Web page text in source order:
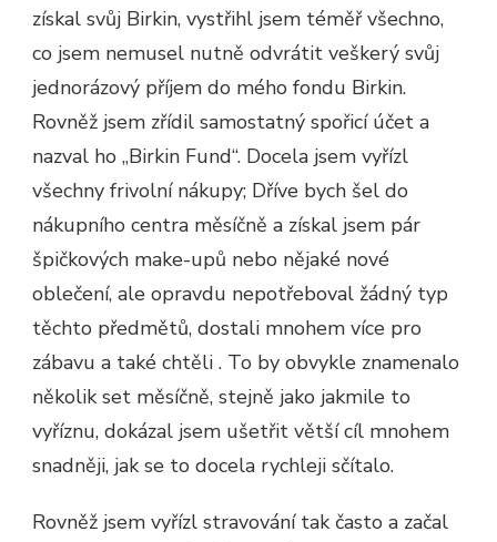
získal svůj Birkin, vystřihl jsem téměř všechno,
co jsem nemusel nutně odvrátit veškerý svůj
jednorázový příjem do mého fondu Birkin.
Rovněž jsem zřídil samostatný spořicí účet a
nazval ho „Birkin Fund“. Docela jsem vyřízl
všechny frivolní nákupy; Dříve bych šel do
nákupního centra měsíčně a získal jsem pár
špičkových make-upů nebo nějaké nové
oblečení, ale opravdu nepotřeboval žádný typ
těchto předmětů, dostali mnohem více pro
zábavu a také chtěli . To by obvykle znamenalo
několik set měsíčně, stejně jako jakmile to
vyříznu, dokázal jsem ušetřit větší cíl mnohem
snadněji, jak se to docela rychleji sčítalo.
Rovněž jsem vyřízl stravování tak často a začal